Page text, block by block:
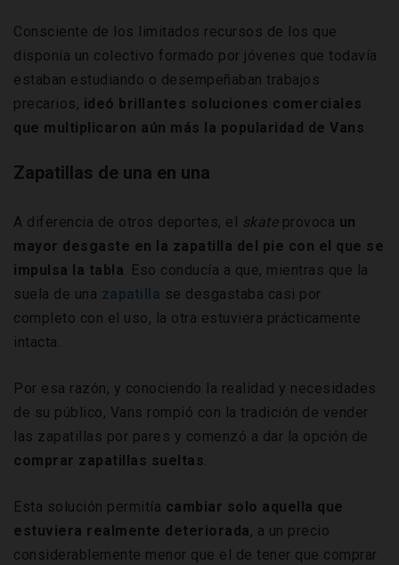
Consciente de los limitados recursos de los que
disponía un colectivo formado por jóvenes que todavía
estaban estudiando o desempeñaban trabajos
precarios, ideó brillantes soluciones comerciales
que multiplicaron aún más la popularidad de Vans.
Zapatillas de una en una
A diferencia de otros deportes, el skateprovoca un
mayor desgaste en la zapatilla del pie con el que se
impulsa la tabla. Eso conducía a que, mientras que la
suela de una zapatilla se desgastaba casi por
completo con el uso, la otra estuviera prácticamente
intacta.
Por esa razón, y conociendo la realidad y necesidades
de su público, Vans rompió con la tradición de vender
las zapatillas por pares y comenzó a dar la opción de
comprar zapatillas sueltas.
Esta solución permitía cambiar solo aquella que
estuviera realmente deteriorada, a un precio
considerablemente menor que el de tener que comprar